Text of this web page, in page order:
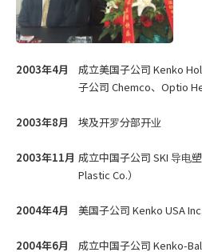
2003年4月
成立美国子公司 Kenko
子公司 Chemco、Optio
2003年8月 埃及开罗分部开业
2003年11月 成立中国子公司 SKI 导电
Plastic Co.）
2004年4月 美国子公司 Kenko USA Inc.
2004年6月 成立中国子公司 Kenko-